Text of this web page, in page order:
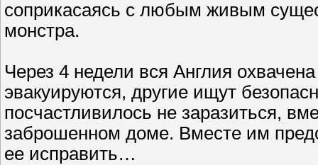
соприкасаясь с любым живым
монстра.
Через 4 недели вся Англия
эвакуируются, другие ищут
посчастливилось не заразиться,
заброшенном доме. Вместе им
ее исправить…